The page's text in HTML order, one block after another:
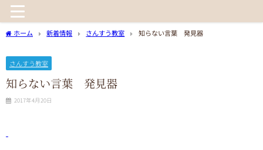
ホーム 新着情報 さんすう教室 知らない言葉 発見器
さんすう教室
知らない言葉 発見器
2017年4月20日